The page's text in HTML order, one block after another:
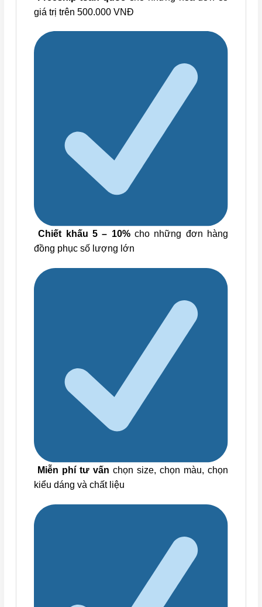
giá trị trên 500.000 VNĐ
Chiết khấu 5 – 10%cho những đơn hàng
đồng phục số lượng lớn
Miễn phí tư vấnchọn size, chọn màu, chọn
kiểu dáng và chất liệu